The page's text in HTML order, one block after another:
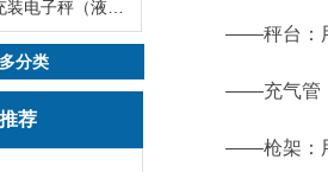
分类
荐
——秤台：用
——充气管：
——枪架：用